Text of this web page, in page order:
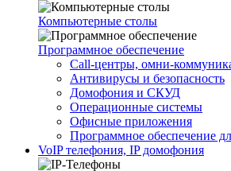
Компьютерные столы
Программное обеспечение
Call-центры, омни-
Антивирусы и безопасность
Домофония и СКУД
Операционные системы
Офисные приложения
Программное обеспечение
VoIP телефония, IP домофония